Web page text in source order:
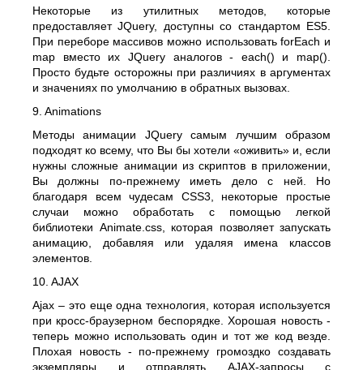
Некоторые из утилитных методов, которые
предоставляет JQuery, доступны со стандартом ES5.
При переборе массивов можно использовать forEach и
map вместо их JQuery аналогов - each() и map().
Просто будьте осторожны при различиях в аргументах
и значениях по умолчанию в обратных вызовах.
9. Animations
Методы анимации JQuery самым лучшим образом
подходят ко всему, что Вы бы хотели «оживить» и, если
нужны сложные анимации из скриптов в приложении,
Вы должны по-прежнему иметь дело с ней. Но
благодаря всем чудесам CSS3, некоторые простые
случаи можно обработать с помощью легкой
библиотеки Animate.css, которая позволяет запускать
анимацию, добавляя или удаляя имена классов
элементов.
10. AJAX
Ajax – это еще одна технология, которая используется
при кросс-браузерном беспорядке. Хорошая новость -
теперь можно использовать один и тот же код везде.
Плохая новость - по-прежнему громоздко создавать
экземпляры и отправлять AJAX-запросы с